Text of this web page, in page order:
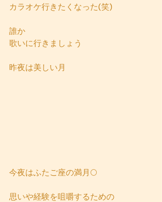
カラオケ行きたくなった(笑)
誰か
歌いに行きましょう
昨夜は美しい月
今夜はふたご座の満月🌕
思いや経験を咀嚼するための